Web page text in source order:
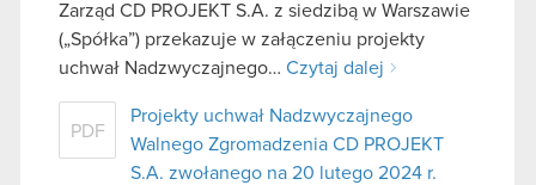
Zarząd CD PROJEKT S.A. z siedzibą w Warszawie
(„Spółka”) przekazuje w załączeniu projekty
uchwał Nadzwyczajnego… Czytaj dalej
PDF
Projekty uchwał Nadzwyczajnego
Walnego Zgromadzenia CD PROJEKT
S.A. zwołanego na 20 lutego 2024 r.